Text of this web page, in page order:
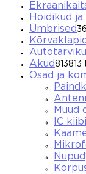
Hoidikud ja
Ümbrised
Akud 813813
Osad ja
Muud
IC
Nupud